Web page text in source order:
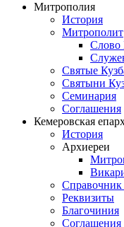
Митрополия
История
Митрополит
Слово
Святые
Святыни
Семинария
Соглашения
Кемеровская
История
Архиереи
Реквизиты
Благочиния
Соглашения